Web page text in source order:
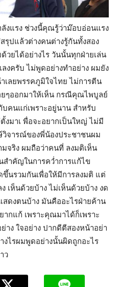
งแรง ช่วงนี้คุณรู้ว่าม๊อบอ่อนแรง
รุปแล้วต่างคนต่างรู้กันทั้งสอง
วยได้อย่างไร วันนั้นทุกฝ่ายเล่น
งครับ ไม่พูดอย่างทำอย่าง ผมยัง
เลยพรรคภูมิใจไทย ไม่การตีน
ยๆออกมาให้เห็น กรณีคุณไพบูลย์
คนแก่เพราะอยู่นาน สำหรับ
งมาเ พื่อจะอยากเป็นใหญ่ ไม่มี
วิจารณ์ของพี่น้องประชาชนผม
จริง ผมถือว่าคนที่ ลงมติเห็น
ำคัญในการคว่ำการแก้ไข
นรวมกันเพื่อให้มีการลงมติ แต่
เห็นด้วยบ้าง ไม่เห็นด้วยบ้าง งด
สดงตนบ้าง มันคืออะไรฝ่ายค้าน
กแก้ เพราะคุณมาได้ก็เพราะ
ง ใจอย่าง ปากดีตีสองหน้าอย่า
ไรผมพูดอย่างนั้นผิดถูกอะไร
ว